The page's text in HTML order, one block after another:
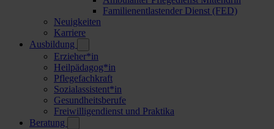
Familienentlastender Dienst (FED)
Neuigkeiten
Karriere
Ausbildung
Erzieher*in
Heilpädagog*in
Pflegefachkraft
Sozialassistent*in
Gesundheitsberufe
Freiwilligendienst und Praktika
Beratung